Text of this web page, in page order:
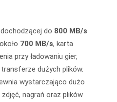
do 800 MB/s
700 MB/s, karta
przy ładowaniu gier,
dużych plików.
wystarczająco dużo
nagrań oraz plików